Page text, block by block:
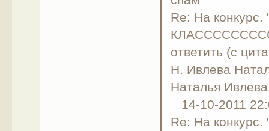
Re: На
ответить (с
Н. Ивлева
Наталья Ивлева
14-10-2011
Re: На